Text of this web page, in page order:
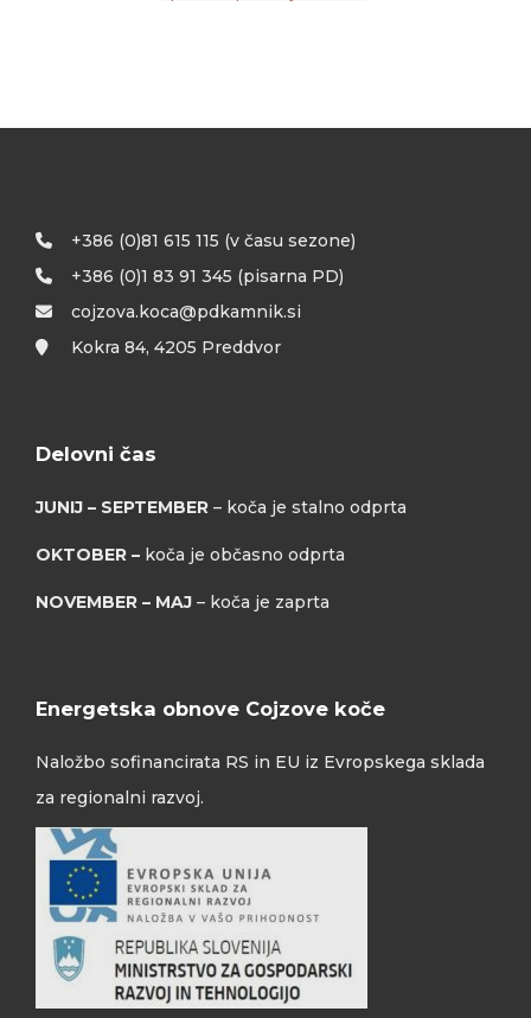
+386 (0)81 615 115 (v času sezone)
+386 (0)1 83 91 345 (pisarna PD)
cojzova.koca@pdkamnik.si
Kokra 84, 4205 Preddvor
Delovni čas
JUNIJ – SEPTEMBER – koča je stalno odprta
OKTOBER – koča je občasno odprta
NOVEMBER – MAJ – koča je zaprta
Energetska obnove Cojzove koče
Naložbo sofinancirata RS in EU iz Evropskega sklada
za regionalni razvoj.